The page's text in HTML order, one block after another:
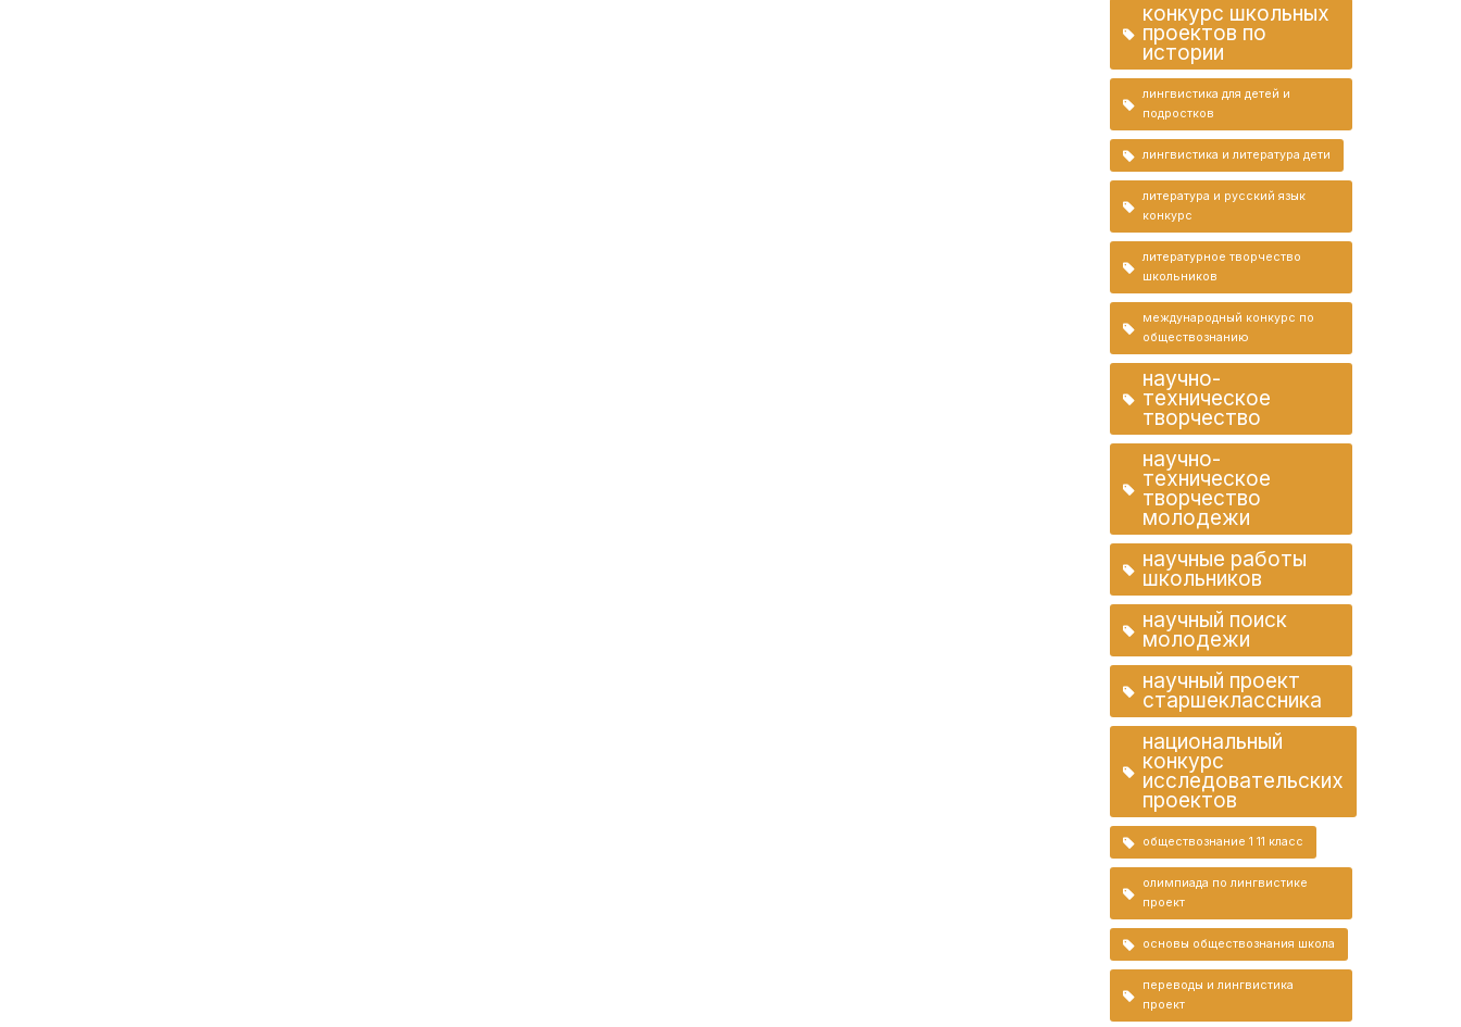
конкурс школьных
проектов по
истории
лингвистика для детей и
подростков
лингвистика и литература дети
литература и русский язык
конкурс
литературное творчество
школьников
международный конкурс по
обществознанию
научно-
техническое
творчество
научно-
техническое
творчество
молодежи
научные работы
школьников
научный поиск
молодежи
научный проект
старшеклассника
национальный
конкурс
исследовательских
проектов
обществознание 1 11 класс
олимпиада по лингвистике
проект
основы обществознания школа
переводы и лингвистика
проект